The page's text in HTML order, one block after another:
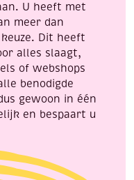
U heeft met
meer dan
Dit heeft
alles slaagt,
of webshops
benodigde
gewoon in één
en bespaart u